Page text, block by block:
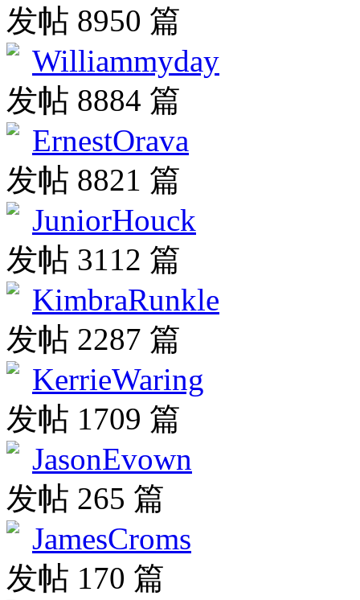
发帖 8950 篇
Williammyday
发帖 8884 篇
ErnestOrava
发帖 8821 篇
JuniorHouck
发帖 3112 篇
KimbraRunkle
发帖 2287 篇
KerrieWaring
发帖 1709 篇
JasonEvown
发帖 265 篇
JamesCroms
发帖 170 篇